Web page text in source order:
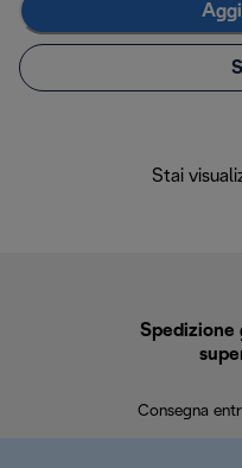
Stai
Spedizione
Consegna